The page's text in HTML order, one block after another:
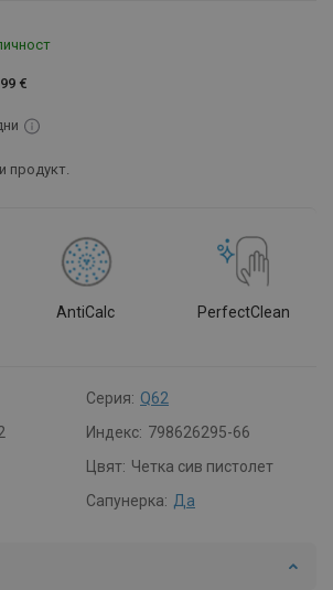
€
продукт.
AntiCalc PerfectClean
Серия: Q62
Индекс: 798626295-66
Цвят: Четка сив пистолет
Сапунерка: Да